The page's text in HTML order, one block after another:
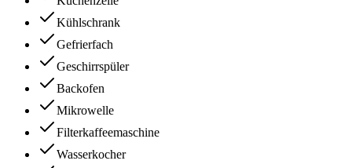
Kühlschrank
Gefrierfach
Geschirrspüler
Backofen
Mikrowelle
Filterkaffeemaschine
Wasserkocher